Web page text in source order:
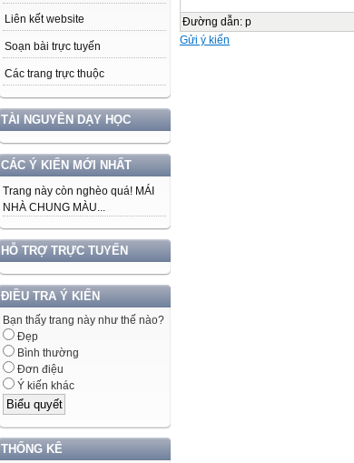
Liên kết website
Soạn bài trực tuyến
Các trang trực thuộc
TÀI NGUYÊN DẠY HỌC
CÁC Ý KIẾN MỚI NHẤT
Trang này còn nghèo quá! MÁI
NHÀ CHUNG MÀU...
HỖ TRỢ TRỰC TUYẾN
ĐIỀU TRA Ý KIẾN
Bạn thấy trang này như thế nào?
Đẹp
Bình thường
Đơn điệu
Ý kiến khác
THỐNG KÊ
Đường dẫn: p
Gửi ý kiến